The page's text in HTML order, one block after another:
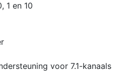
1 en 10
voor 7.1-kanaals